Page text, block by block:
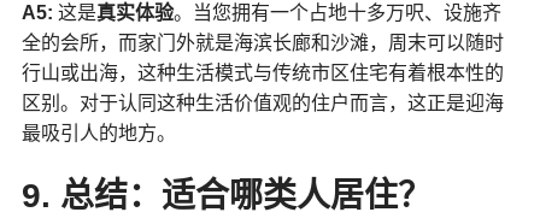
A5: 这是真实体验。当您拥有一个占地十多万呎、设施齐
全的会所，而家门外就是海滨长廊和沙滩，周末可以随时
行山或出海，这种生活模式与传统市区住宅有着根本性的
区别。对于认同这种生活价值观的住户而言，这正是迎海
最吸引人的地方。
9. 总结：适合哪类人居住？